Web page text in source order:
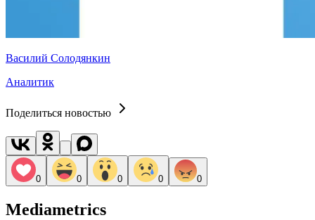
Василий Солодянкин
Аналитик
Поделиться новостью
0 0 0 0 0
Mediametrics